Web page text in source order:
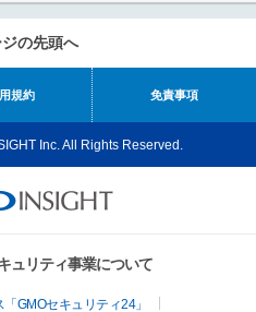
の先頭へ
規約 免責事項
Inc. All Rights Reserved.
ュリティ事業について
GMOセキュリティ24」